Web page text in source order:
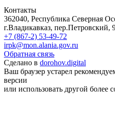
Контакты
362040, Республика Северная
г.Владикавказ, пер.Петровский,
+7 (867-2) 53-49-72
irpk@mon.alania.gov.ru
Обратная связь
Сделано в dorohov.digital
Ваш браузер устарел
версии
или использовать другой более